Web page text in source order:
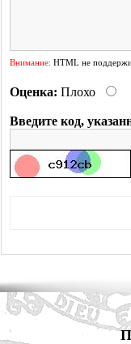
Внимание: HTML не
Оценка: Плохо
Введите код,